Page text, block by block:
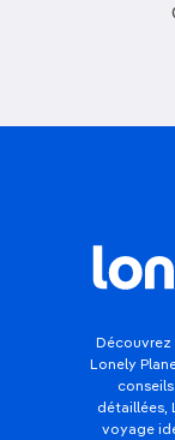
Découvrez
Lonely
détaillées,
voyage